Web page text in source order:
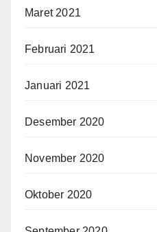
Maret 2021
Februari 2021
Januari 2021
Desember 2020
November 2020
Oktober 2020